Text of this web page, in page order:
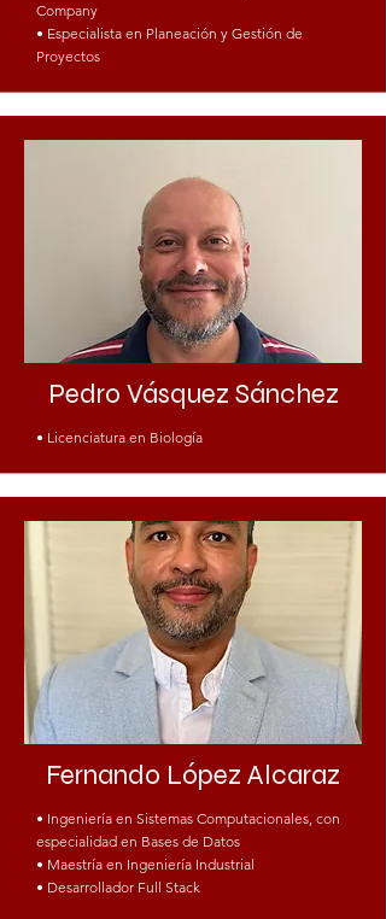
Company
• Especialista en Planeación y Gestión de
Proyectos
Pedro Vásquez Sánchez
• Licenciatura en Biología
Fernando López Alcaraz
• Ingeniería en Sistemas Computacionales, con
especialidad en Bases de Datos
• Maestría en Ingeniería Industrial
• Desarrollador Full Stack